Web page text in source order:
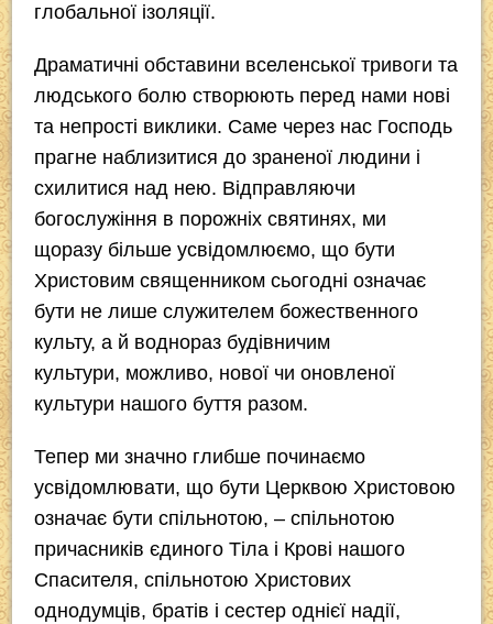
глобальної ізоляції.
Драматичні обставини вселенської тривоги та
людського болю створюють перед нами нові
та непрості виклики. Саме через нас Господь
прагне наблизитися до зраненої людини і
схилитися над нею. Відправляючи
богослужіння в порожніх святинях, ми
щоразу більше усвідомлюємо, що бути
Христовим священником сьогодні означає
бути не лише служителем божественного
культу, а й воднораз будівничим
культури, можливо, нової чи оновленої
культури нашого буття разом.
Тепер ми значно глибше починаємо
усвідомлювати, що бути Церквою Христовою
означає бути спільнотою, – спільнотою
причасників єдиного Тіла і Крові нашого
Спасителя, спільнотою Христових
однодумців, братів і сестер однієї надії,